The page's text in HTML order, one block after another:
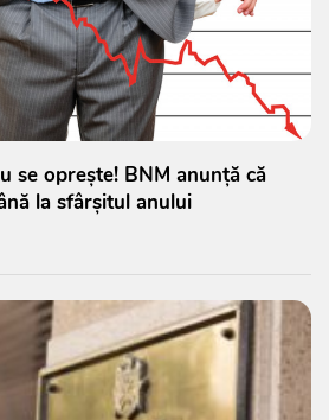
se oprește! BNM anunță că
la sfârșitul anului